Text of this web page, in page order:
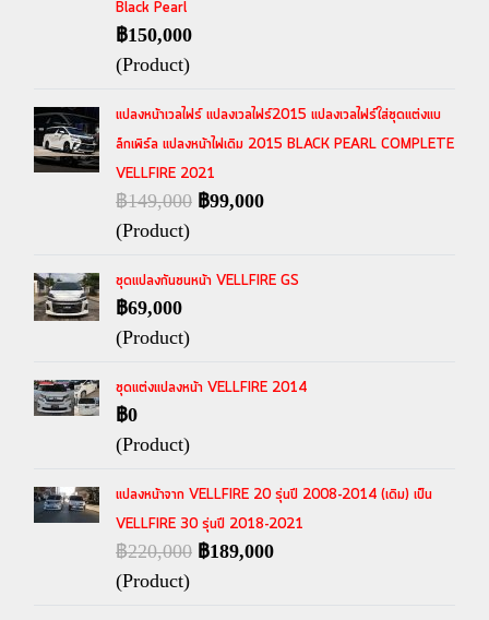
Black Pearl
฿150,000
(Product)
แปลงหน้าเวลไฟร์ แปลงเวลไฟร์2015 แปลงเวลไฟร์ใส่ชุดแต่งแบ
ล็กเพิร์ล แปลงหน้าไฟเดิม 2015 BLACK PEARL COMPLETE
VELLFIRE 2021
฿149,000 ฿99,000
(Product)
ชุดแปลงกันชนหน้า VELLFIRE GS
฿69,000
(Product)
ชุดแต่งแปลงหน้า VELLFIRE 2014
฿0
(Product)
แปลงหน้าจาก VELLFIRE 20 รุ่นปี 2008-2014 (เดิม) เป็น
VELLFIRE 30 รุ่นปี 2018-2021
฿220,000 ฿189,000
(Product)